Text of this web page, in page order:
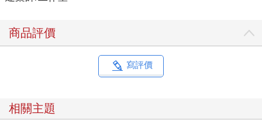
油鹽沒關係也好像有關係。)回到獨居的他沒有再換房子，有意思
的是，他把唯一的臥房拆掉，將原本的廚房延伸成為兩倍大。兩
台冰箱兩座爐具，兩張島台兩盞吊燈；剩下一半的肢體動作揮舞
著兩倍的兩次方的寂寞，他要讓自己睡在親密的寂寞裡。
那個懂他的女人離開以後，他似乎更加耽溺這間廚房了。就是
「寂寞」這東西讓「耽溺」從嫩芽長成大樹，男人在重新單獨面
商品評價
寫評價
相關主題